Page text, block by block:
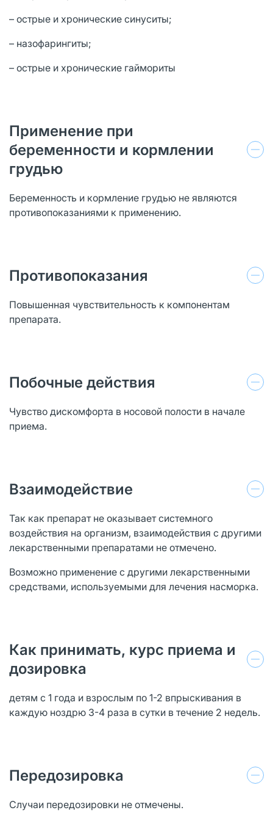
– острые и хронические синуситы;
– назофарингиты;
– острые и хронические гаймориты
Применение при
беременности и кормлении
грудью
Беременность и кормление грудью не являются
противопоказаниями к применению.
Противопоказания
Повышенная чувствительность к компонентам
препарата.
Побочные действия
Чувство дискомфорта в носовой полости в начале
приема.
Взаимодействие
Так как препарат не оказывает системного
воздействия на организм, взаимодействия с другими
лекарственными препаратами не отмечено.
Возможно применение с другими лекарственными
средствами, используемыми для лечения насморка.
Как принимать, курс приема и
дозировка
детям c 1 года и взрослым по 1-2 впрыскивания в
каждую ноздрю 3-4 раза в сутки в течение 2 недель.
Передозировка
Случаи передозировки не отмечены.